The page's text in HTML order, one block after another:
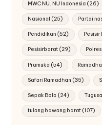
MWC NU. NU Indonesia (26)
Nasional (25) Partai
Pendidikan (52)
Pesisirbarat (29)
Pramuka (54)
Safari Ramadhan (35)
Sepak Bola (24)
tulang bawang barat (107)